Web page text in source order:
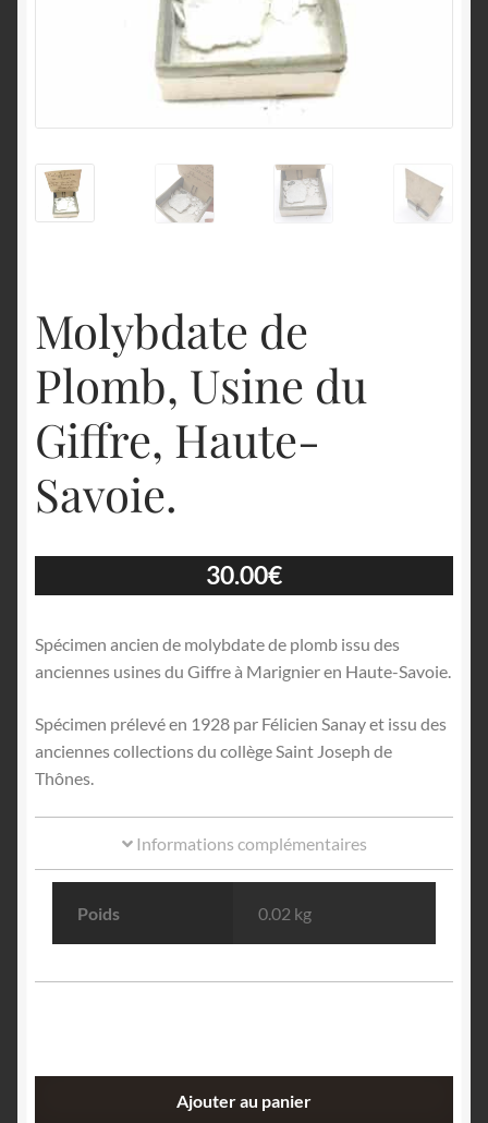
Molybdate de
Plomb, Usine du
Giffre, Haute-
Savoie.
30.00€
Spécimen ancien de molybdate de plomb issu des
anciennes usines du Giffre à Marignier en Haute-Savoie.
Spécimen prélevé en 1928 par Félicien Sanay et issu des
anciennes collections du collège Saint Joseph de
Thônes.
Informations complémentaires
Poids 0.02 kg
Ajouter au panier